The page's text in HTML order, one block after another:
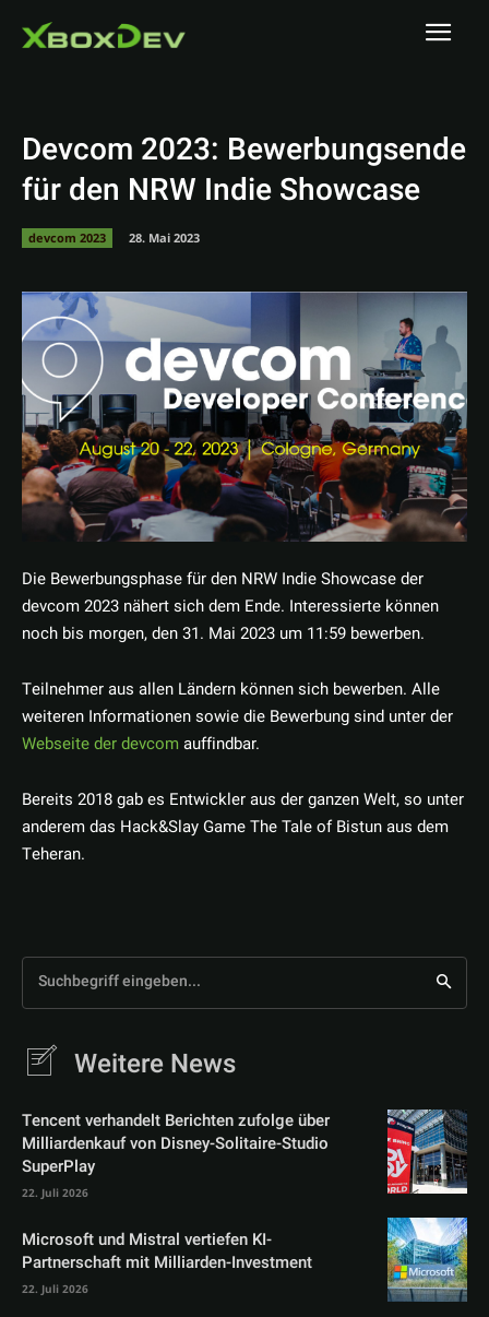
Devcom 2023: Bewerbungsende
für den NRW Indie Showcase
devcom 2023 28. Mai 2023
Die Bewerbungsphase für den NRW Indie Showcase der
devcom 2023 nähert sich dem Ende. Interessierte können
noch bis morgen, den 31. Mai 2023 um 11:59 bewerben.
Teilnehmer aus allen Ländern können sich bewerben. Alle
weiteren Informationen sowie die Bewerbung sind unter der
Webseite der devcom auffindbar.
Bereits 2018 gab es Entwickler aus der ganzen Welt, so unter
anderem das Hack&Slay Game The Tale of Bistun aus dem
Teheran.
Suchbegriff eingeben...
Weitere News
Tencent verhandelt Berichten zufolge über
Milliardenkauf von Disney-Solitaire-Studio
SuperPlay
22. Juli 2026
Microsoft und Mistral vertiefen KI-
Partnerschaft mit Milliarden-Investment
22. Juli 2026